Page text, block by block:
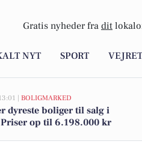
Gratis nyheder fra dit
NYT SPORT VEJRET
| BOLIGMARKED
dyreste boliger til salg i
op til 6.198.000 kr